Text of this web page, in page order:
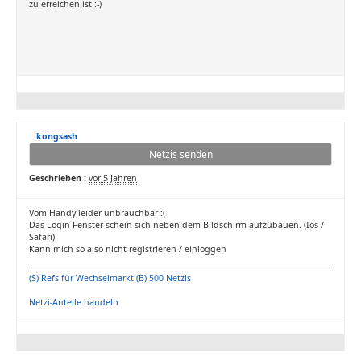
zu erreichen ist :-)
kongsash
Netzis senden
Geschrieben : vor 5 Jahren
Vom Handy leider unbrauchbar :(
Das Login Fenster schein sich neben dem Bildschirm aufzubauen. (Ios /
Safari)
Kann mich so also nicht registrieren / einloggen
(S) Refs für Wechselmarkt (B) 500 Netzis
Netzi-Anteile handeln